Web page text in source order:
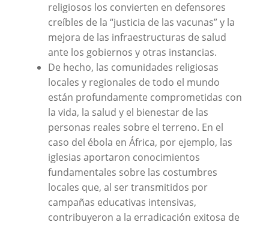
religiosos los convierten en defensores
creíbles de la “justicia de las vacunas” y la
mejora de las infraestructuras de salud
ante los gobiernos y otras instancias.
De hecho, las comunidades religiosas
locales y regionales de todo el mundo
están profundamente comprometidas con
la vida, la salud y el bienestar de las
personas reales sobre el terreno. En el
caso del ébola en África, por ejemplo, las
iglesias aportaron conocimientos
fundamentales sobre las costumbres
locales que, al ser transmitidos por
campañas educativas intensivas,
contribuyeron a la erradicación exitosa de